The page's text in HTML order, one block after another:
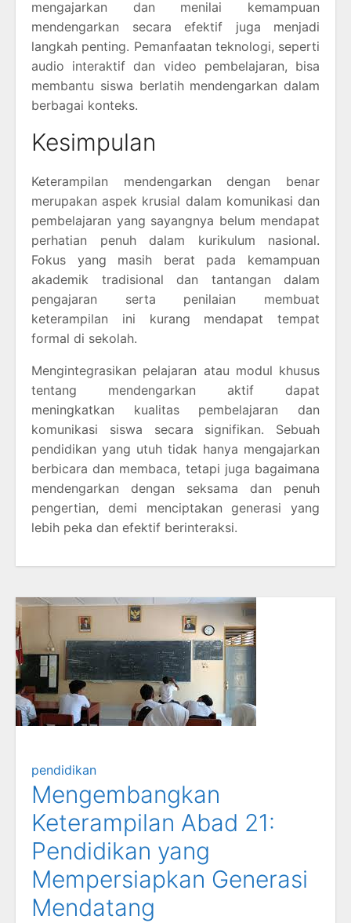
mengajarkan dan menilai kemampuan
mendengarkan secara efektif juga menjadi
langkah penting. Pemanfaatan teknologi, seperti
audio interaktif dan video pembelajaran, bisa
membantu siswa berlatih mendengarkan dalam
berbagai konteks.
Kesimpulan
Keterampilan mendengarkan dengan benar
merupakan aspek krusial dalam komunikasi dan
pembelajaran yang sayangnya belum mendapat
perhatian penuh dalam kurikulum nasional.
Fokus yang masih berat pada kemampuan
akademik tradisional dan tantangan dalam
pengajaran serta penilaian membuat
keterampilan ini kurang mendapat tempat
formal di sekolah.
Mengintegrasikan pelajaran atau modul khusus
tentang mendengarkan aktif dapat
meningkatkan kualitas pembelajaran dan
komunikasi siswa secara signifikan. Sebuah
pendidikan yang utuh tidak hanya mengajarkan
berbicara dan membaca, tetapi juga bagaimana
mendengarkan dengan seksama dan penuh
pengertian, demi menciptakan generasi yang
lebih peka dan efektif berinteraksi.
pendidikan
Mengembangkan
Keterampilan Abad 21:
Pendidikan yang
Mempersiapkan Generasi
Mendatang